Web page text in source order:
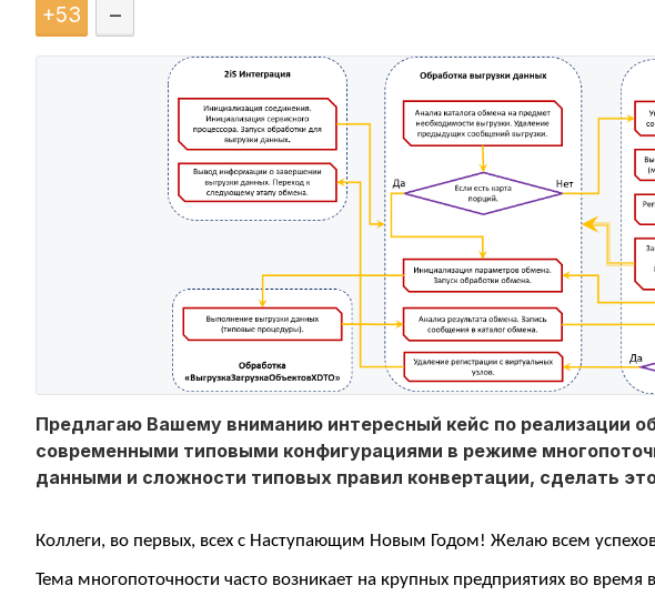
+53 –
Предлагаю Вашему вниманию интересный кейс по реализации
современными типовыми конфигурациями в режиме
данными и сложности типовых правил конвертации, сделать
Коллеги, во первых, всех с Наступающим Новым Годом! Желаю всем
Тема многопоточности часто возникает на крупных предприятиях во